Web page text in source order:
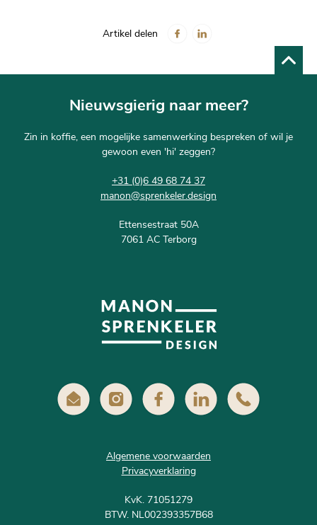
Artikel delen
Nieuwsgierig naar meer?
Zin in koffie, een mogelijke samenwerking bespreken of wil je
gewoon even 'hi' zeggen?
+31 (0)6 49 68 74 37
manon@sprenkeler.design
Ettensestraat 50A
7061 AC Terborg
Algemene voorwaarden
Privacyverklaring
KvK. 71051279
BTW. NL002393357B68